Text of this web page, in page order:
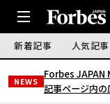
新着記事 人気記事
NEWS
Forbes JAPAN
記事ページ内